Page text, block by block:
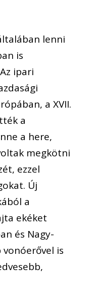
lenni
is
ipari
a XVII.
a
a here,
megkötni
ezzel
Új
a
ekéket
és Nagy-
is